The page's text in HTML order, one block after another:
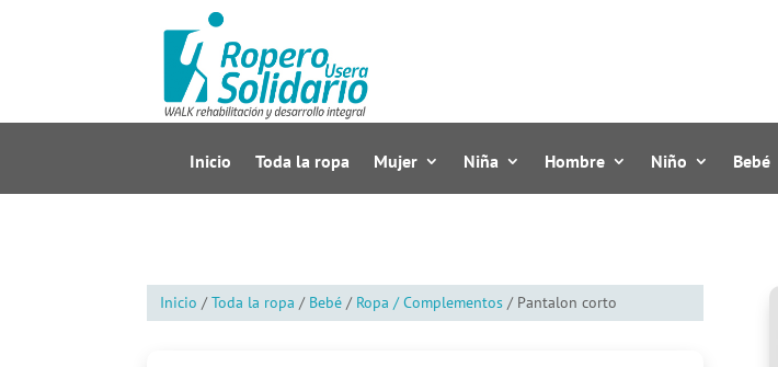
Inicio Toda la ropa Mujer Niña Hombre Niño Bebé
Inicio /Toda la ropa / Bebé / Ropa / Complementos / Pantalon corto